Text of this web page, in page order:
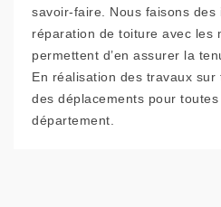
savoir-faire. Nous faisons
réparation de toiture avec les
permettent d’en assurer la
En réalisation des travaux
des déplacements pour
département.